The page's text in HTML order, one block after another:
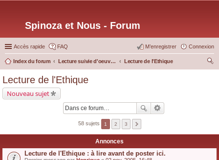
Spinoza et Nous - Forum
Accès rapide FAQ Connexion
M’enregistrer
Index du forum Lecture suivie d'oeuvres particulières
Lecture de l'Ethique
Lecture de l'Ethique
Nouveau sujet
58 sujets 1 2 3
Annonces
Lecture de l'Ethique : à lire avant de poster ici.